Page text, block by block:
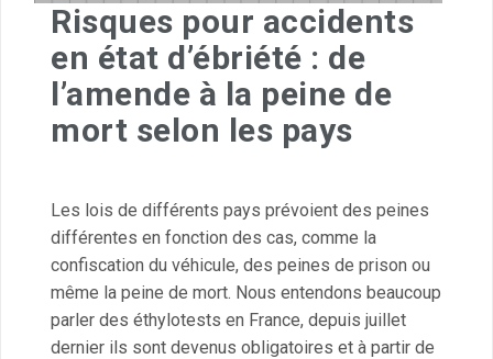
Risques pour accidents
en état d’ébriété : de
l’amende à la peine de
mort selon les pays
Les lois de différents pays prévoient des peines
différentes en fonction des cas, comme la
confiscation du véhicule, des peines de prison ou
même la peine de mort. Nous entendons beaucoup
parler des éthylotests en France, depuis juillet
dernier ils sont devenus obligatoires et à partir de